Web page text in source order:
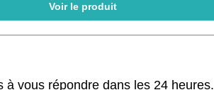
Voir le produit
vous répondre dans les 24 heures.